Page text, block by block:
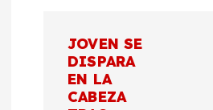
JOVEN SE
DISPARA
EN LA
CABEZA